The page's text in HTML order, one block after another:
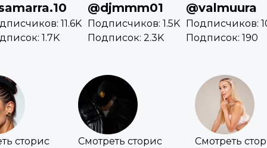
11.6K
1.7K
@djmmm01
Подписчиков: 1.5K
Подписок: 2.3K
@valmuura
Подписчиков:
Подписок: 190
сторис Смотреть сторис Смотреть